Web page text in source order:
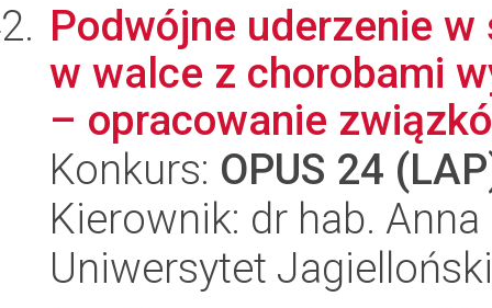
Podwójne uderzenie
w walce z chorobami
– opracowanie
Konkurs: OPUS 24
Kierownik: dr hab.
Uniwersytet